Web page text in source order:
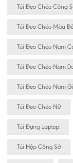
Túi Đeo Chéo Công
Túi Đeo Chéo Màu
Túi Đeo Chéo Nam
Túi Đeo Chéo Nam
Túi Đeo Chéo Nam
Túi Đeo Chéo Nữ
Túi Đựng Laptop
Túi Hộp Công Sở